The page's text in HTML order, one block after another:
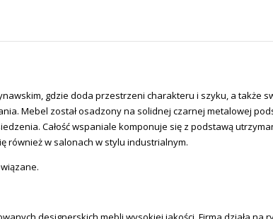
gdzie doda przestrzeni charakteru i szyku, a także
. Mebel został osadzony na solidnej czarnej metalowej
Całość wspaniale komponuje się z podstawą
również w salonach w stylu industrialnym.